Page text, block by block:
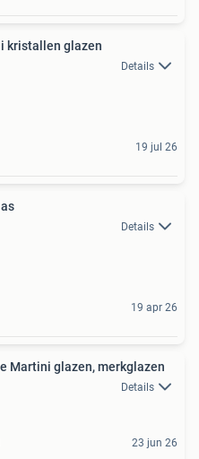
kristallen glazen
Details
19 jul 26
Details
19 apr 26
Martini glazen, merkglazen
Details
23 jun 26